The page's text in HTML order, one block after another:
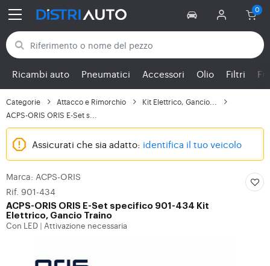
Torna alle categorie
Ricambi auto Pneumatici Accessori Olio Filtri
Categorie Attacco e Rimorchio
Kit Elettrico, Gancio...
ACPS-ORIS ORIS E-Set s...
Assicurati che sia adatto: identifica il tuo veicolo
Marca: ACPS-ORIS
Rif. 901-434
ACPS-ORIS ORIS E-Set specifico 901-434 Kit
Elettrico, Gancio Traino
Con LED Attivazione necessaria